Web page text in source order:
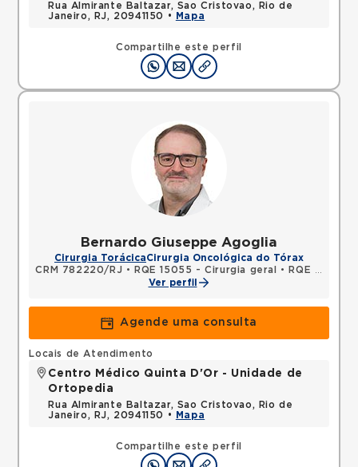
Compartilhe este perfil
Rua Almirante Baltazar, Sao Cristovao, Rio de
Janeiro, RJ, 20941150 •
Mapa
Bernardo Giuseppe Agoglia
Cirurgia TorácicaCirurgia Oncológica do Tórax
CRM 782220/RJ • RQE 15055 - Cirurgia geral •
RQE 15056 - Cirurgia torácica
Ver perfil
Agende uma consulta
Compartilhe este perfil
Locais de Atendimento
Centro Médico Quinta D'Or - Unidade de
Ortopedia
Rua Almirante Baltazar, Sao Cristovao, Rio de
Janeiro, RJ, 20941150 •
Mapa